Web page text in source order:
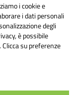
(TO) | P.E.O.:
| Codice
i cookie e
i dati personali
degli
è possibile
su preferenze